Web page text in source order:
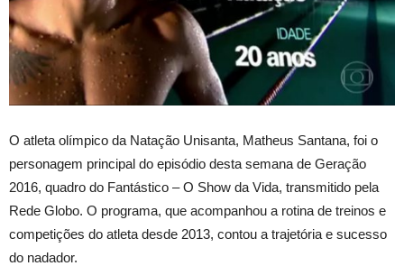
O atleta olímpico da Natação Unisanta, Matheus Santana, foi o
personagem principal do episódio desta semana de Geração
2016, quadro do Fantástico – O Show da Vida, transmitido pela
Rede Globo. O programa, que acompanhou a rotina de treinos e
competições do atleta desde 2013, contou a trajetória e sucesso
do nadador.